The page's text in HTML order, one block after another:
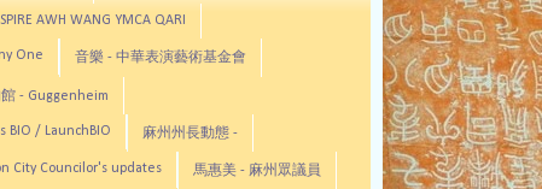
AWH WANG YMCA QARI
One 音樂 - 中華表演藝術基金會
- Guggenheim
BIO / LaunchBIO 麻州州長動態 -
City Councilor's updates 馬惠美 - 麻州眾議員